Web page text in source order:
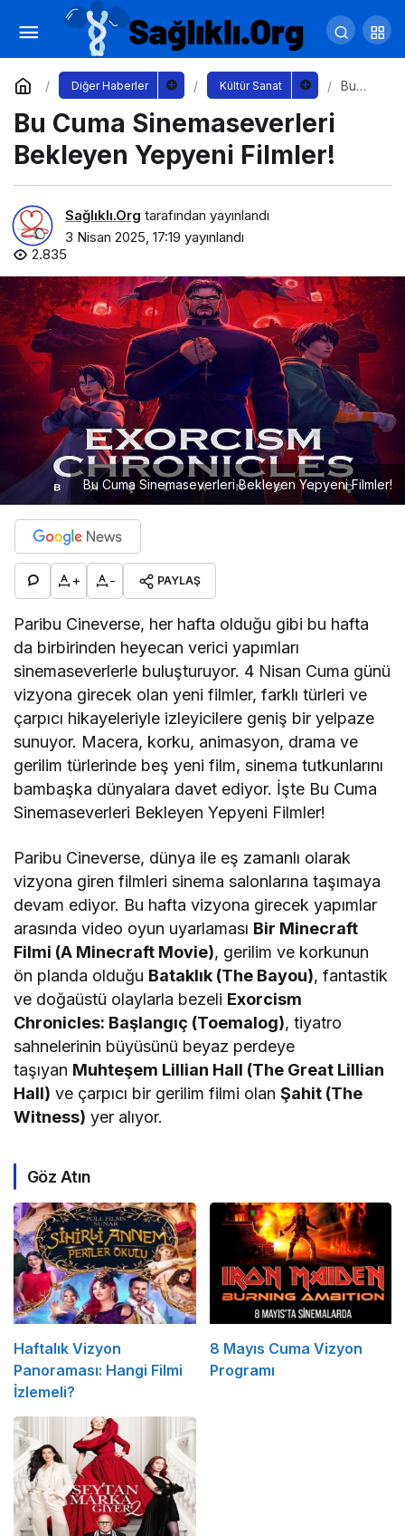
Diğer Haberler Kültür Sanat
Bu
Bu Cuma Sinemaseverleri
Bekleyen Yepyeni Filmler!
Sağlıklı.Org tarafından yayınlandı
3 Nisan 2025, 17:19 yayınlandı
2.835
Bu Cuma Sinemaseverleri Bekleyen Yepyeni Filmler!
+ - PAYLAŞ
Paribu Cineverse, her hafta olduğu gibi bu hafta
da birbirinden heyecan verici yapımları
sinemaseverlerle buluşturuyor. 4 Nisan Cuma günü
vizyona girecek olan yeni filmler, farklı türleri ve
çarpıcı hikayeleriyle izleyicilere geniş bir yelpaze
sunuyor. Macera, korku, animasyon, drama ve
gerilim türlerinde beş yeni film, sinema tutkunlarını
bambaşka dünyalara davet ediyor. İşte Bu Cuma
Sinemaseverleri Bekleyen Yepyeni Filmler!
Paribu Cineverse, dünya ile eş zamanlı olarak
vizyona giren filmleri sinema salonlarına taşımaya
devam ediyor. Bu hafta vizyona girecek yapımlar
arasında video oyun uyarlaması Bir Minecraft
Filmi (A Minecraft Movie), gerilim ve korkunun
ön planda olduğu Bataklık (The Bayou), fantastik
ve doğaüstü olaylarla bezeli Exorcism
Chronicles: Başlangıç (Toemalog), tiyatro
sahnelerinin büyüsünü beyaz perdeye
taşıyan Muhteşem Lillian Hall (The Great Lillian
Hall) ve çarpıcı bir gerilim filmi olanŞahit (The
Witness) yer alıyor.
Göz Atın
Haftalık Vizyon
Panoraması: Hangi Filmi
İzlemeli?
8 Mayıs Cuma Vizyon
Programı
Atatürk Kültür Merkezi Nisan Ayında Sanatla
Dolup Taşıyor
Yorum Yap Paylaş